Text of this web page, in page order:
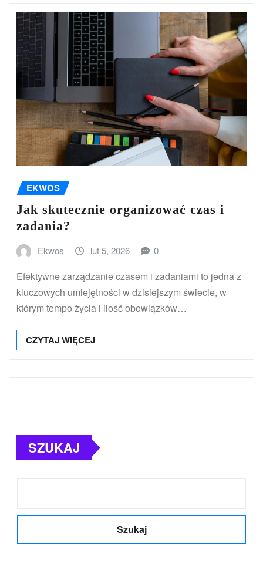
EKWOS
Jak skutecznie organizować czas i
zadania?
Ekwos lut 5, 2026 0
Efektywne zarządzanie czasem i zadaniami to jedna z
kluczowych umiejętności w dzisiejszym świecie, w
którym tempo życia i ilość obowiązków…
CZYTAJ WIĘCEJ
SZUKAJ
Szukaj